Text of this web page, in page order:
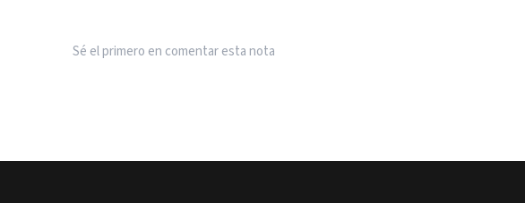
Sé el primero en comentar esta nota